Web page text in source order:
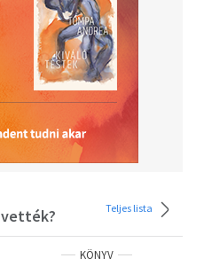
mindent. Bizonyos
valakitől mindent, amit
mondjuk, vagy jó
szellemi hasonlóságot,
ezek közül hármat kell
négyet, ha nagy
kell keresned. Csak a
találsz, akitől
film. Az igazi világban meg
másvalakiben keresed.
él
Teljes lista
KÖNYV